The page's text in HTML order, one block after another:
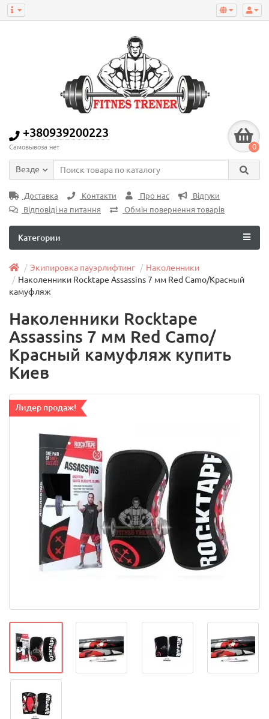
+380939200223
Самовывоза нет 0
Везде
Доставка Контакти Про нас
Відгуки
Відповіді на питання
Обмін повернення товарів
Категории
Экипировка пауэрлифтинг
Наколенники
Наколенники Rocktape Assassins 7 мм Red Camo/Красный
камуфляж
Наколенники Rocktape
Assassins 7 мм Red Camo/
Красный камуфляж купить
Киев
Лидер продаж!